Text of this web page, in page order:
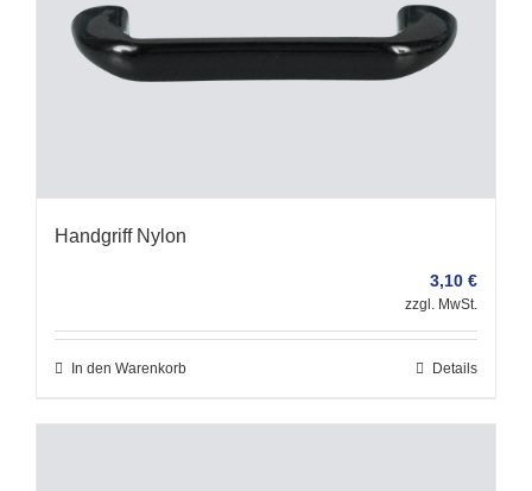
Handgriff Nylon
3,10 €
zzgl. MwSt.
In den Warenkorb Details